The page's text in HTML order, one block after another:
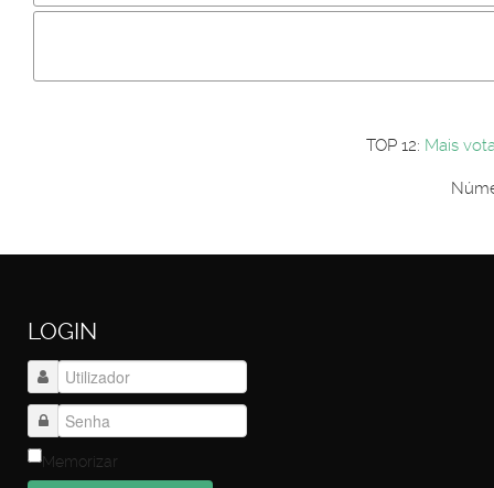
Os
Primeiro autentique-se...
TOP 12: Mais
LOGIN
Memorizar